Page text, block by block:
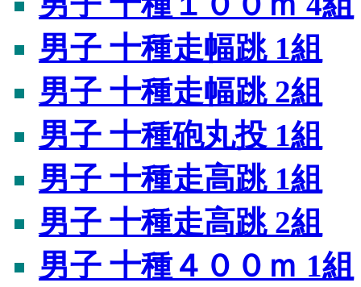
男子 十種走幅跳 1組
男子 十種走幅跳 2組
男子 十種砲丸投 1組
男子 十種走高跳 1組
男子 十種走高跳 2組
男子 十種４００ｍ 1組